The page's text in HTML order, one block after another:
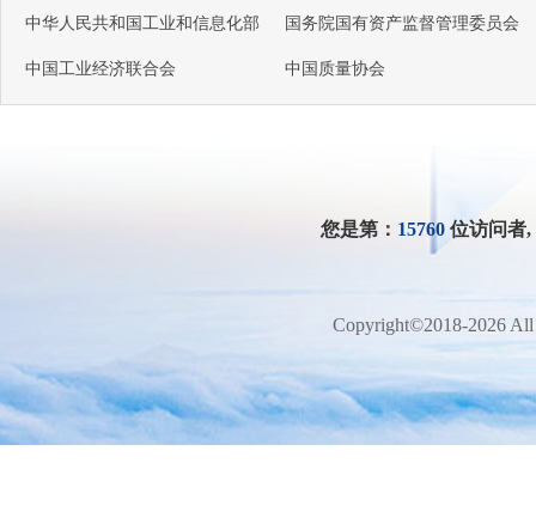
中华人民共和国工业和信息化部 国务院国有资产监督管理委员会
中国工业经济联合会 中国质量协会
您是第： 15760 位访问
Copyright©2018-2026